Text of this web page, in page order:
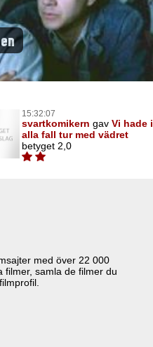
15:32:07
svartkomikern gav Vi hade i
alla fall tur med vädret
betyget 2,0
med över 22 000
filmer, samla de filmer du